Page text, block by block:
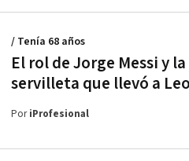
El rol de Jorge Messi y
servilleta que llevó a
/ Tenía 68 años
PoriProfesional